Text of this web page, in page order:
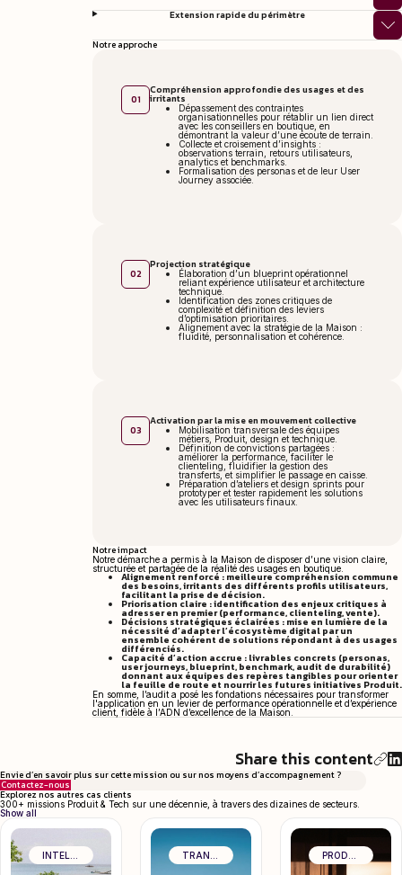
Extension rapide du périmètre
Notre approche
01
Compréhension approfondie des usages et des
irritants
Dépassement des contraintes
organisationnelles pour rétablir un lien direct
avec les conseillers en boutique, en
démontrant la valeur d’une écoute de terrain.
Collecte et croisement d’insights :
observations terrain, retours utilisateurs,
analytics et benchmarks.
Formalisation des personas et de leur User
Journey associée.
02
Projection stratégique
Élaboration d’un blueprint opérationnel
reliant expérience utilisateur et architecture
technique.
Identification des zones critiques de
complexité et définition des leviers
d’optimisation prioritaires.
Alignement avec la stratégie de la Maison :
fluidité, personnalisation et cohérence.
03
Activation par la mise en mouvement collective
Mobilisation transversale des équipes
métiers, Produit, design et technique.
Définition de convictions partagées :
améliorer la performance, faciliter le
clienteling, fluidifier la gestion des
transferts, et simplifier le passage en caisse.
Préparation d’ateliers et design sprints pour
prototyper et tester rapidement les solutions
avec les utilisateurs finaux.
Notre impact
Notre démarche a permis à la Maison de disposer d’une vision claire,
structurée et partagée de la réalité des usages en boutique.
Alignement renforcé : meilleure compréhension commune
des besoins, irritants des différents profils utilisateurs,
facilitant la prise de décision.
Priorisation claire : identification des enjeux critiques à
adresser en premier (performance, clienteling, vente).
Décisions stratégiques éclairées : mise en lumière de la
nécessité d’adapter l’écosystème digital par un
ensemble cohérent de solutions répondant à des usages
différenciés.
Capacité d’action accrue : livrables concrets (personas,
user journeys, blueprint, benchmark, audit de durabilité)
donnant aux équipes des repères tangibles pour orienter
la feuille de route et nourrir les futures initiatives Produit.
En somme, l’audit a posé les fondations nécessaires pour transformer
l'application en un levier de performance opérationnelle et d’expérience
client, fidèle à l’ADN d’excellence de la Maison.
Share this content
Envie d’en savoir plus sur cette mission ou sur nos moyens d’accompagnement ?
Contactez-nous
Explorez nos autres cas clients
300+ missions Produit & Tech sur une décennie, à travers des dizaines de secteurs.
Show all